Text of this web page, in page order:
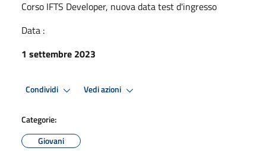
Corso IFTS Developer, nuova data test d'ingresso
Data :
1 settembre 2023
Condividi Vedi azioni
Categorie:
Giovani